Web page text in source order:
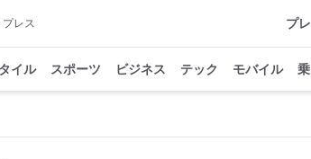
レス プ
イル スポーツ ビジネス テック モバイル